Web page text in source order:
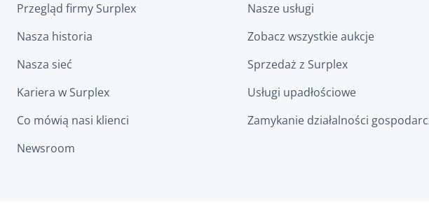
Przegląd firmy Surplex
Nasza historia
Nasza sieć
Kariera w Surplex
Co mówią nasi klienci
Newsroom
Nasze usługi
Zobacz wszystkie aukcje
Sprzedaż z Surplex
Usługi upadłościowe
Zamykanie działalności